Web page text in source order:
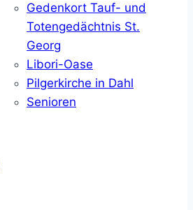
Gedenkort Tauf- und
Totengedächtnis St.
Georg
Libori-Oase
Pilgerkirche in Dahl
Senioren